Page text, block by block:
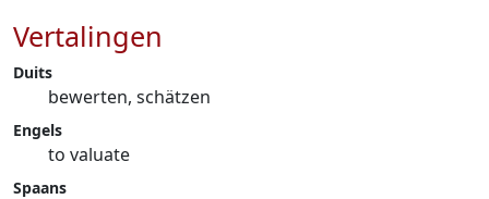
Vertalingen
Duits
bewerten, schätzen
Engels
to valuate
Spaans